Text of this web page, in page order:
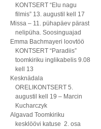
KONTSERT “Elu nagu
filmis” 13. augustil kell 17
Missa – 11. pühapäev pärast
nelipüha. Soosinguajad
Emma Bachmayeri loovtöö
KONTSERT “Paradiis”
toomkiriku inglikabelis 9.08
kell 13
Kesknädala
ORELIKONTSERT 5.
augustil kell 19 – Marcin
Kucharczyk
Algavad Toomkiriku
kesklöövi katuse 2. osa